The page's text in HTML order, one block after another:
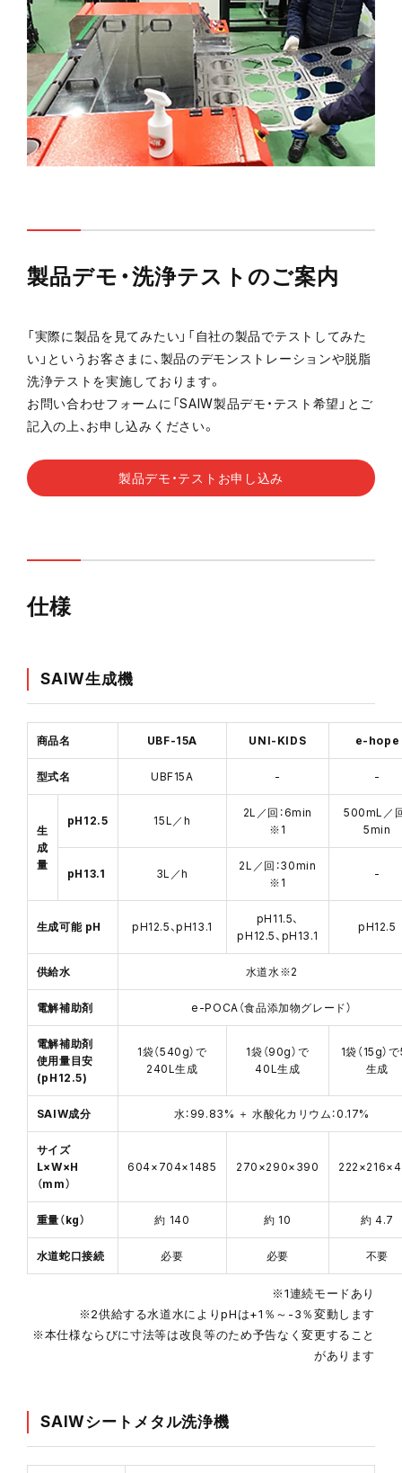
製品デモ・洗浄テストのご案内
「実際に製品を見てみたい」「自社の製品でテストしてみた
い」というお客さまに、製品のデモンストレーションや脱脂
洗浄テストを実施しております。
お問い合わせフォームに「SAIW製品デモ・テスト希望」とご
記入の上、お申し込みください。
製品デモ・テストお申し込み
仕様
SAIW生成機
商品名 UBF-15A UNI-KIDS e-hope
型式名 UBF15A - -
生
成
量
pH12.5 15L／h
2L／回：6min
※1
500mL／回
5min
pH13.1 3L／h
2L／回：30min
※1
-
生成可能 pH pH12.5、pH13.1
pH11.5、
pH12.5、pH13.1
pH12.5
供給水 水道水※2
電解補助剤 e-POCA（食品添加物グレード）
電解補助剤
使用量目安
(pH12.5)
1袋（540g）で
240L生成
1袋（90g）で
40L生成
1袋（15g）
生成
SAIW成分 水：99.83% ＋ 水酸化カリウム：0.17%
サイズ
L×W×H
（mm）
604×704×1485 270×290×390
重量（kg） 約 140 約 10 約 4.7
水道蛇口接続 必要 必要 不要
※1連続モードあり
※2供給する水道水によりpHは+1％～-3％変動します
※本仕様ならびに寸法等は改良等のため予告なく変更すること
があります
SAIWシートメタル洗浄機